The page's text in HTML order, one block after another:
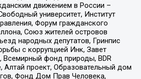
движением в России –
университет, Институт
Форум гражданского
Союз жителей островов
народных депутатов, Гринпис
с коррупцией Инк, Завет
Всемирный фонд природы, BDR
Алтай проект, Образовательный дом
Фонд Дом Прав Человека,